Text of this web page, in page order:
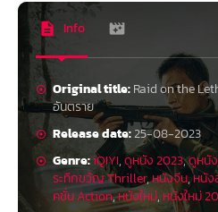
Info
Original title:Raid on the
อันตราย
Release date:25-08-2023
Genre:iQIYI,ดูหนัง 2023,ดูหนั
ระทึกขวัญ Thriller,หนังจีน,หนัง
คชั่น Action,หนังใหม่, หนังใหม่